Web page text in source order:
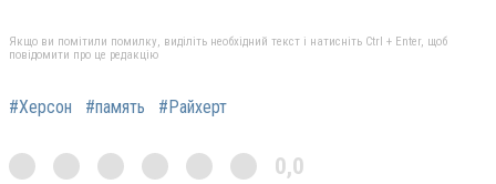
Якщо ви помітили помилку, виділіть необхідний текст і натисніть Ctrl + Enter, щоб
повідомити про це редакцію
#Херсон #память #Райхерт
0,0